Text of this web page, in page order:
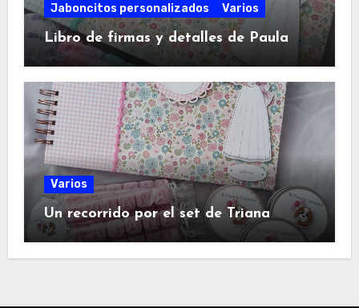
Jaboncitos personalizados
Varios
Libro de firmas y detalles de Paula
Varios
Un recorrido por el set de Triana